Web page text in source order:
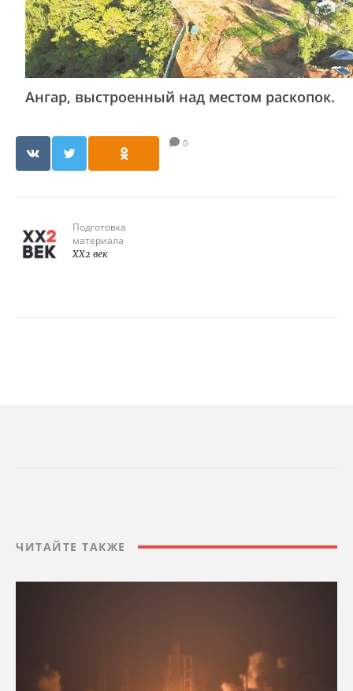
Ангар, выстроенный над местом раскопок.
0
Подготовка
материала
XX2 век
ЧИТАЙТЕ ТАКЖЕ